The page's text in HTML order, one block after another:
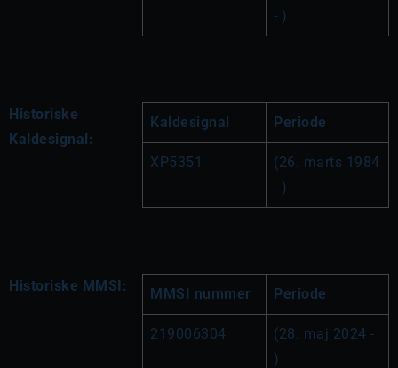
- )
Historiske
Kaldesignal:
Kaldesignal Periode
XP5351
(26. marts 1984
- )
Historiske MMSI: MMSI nummer Periode
219006304
(28. maj 2024 -
)